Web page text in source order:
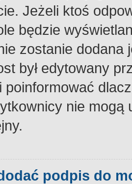
Jeżeli ktoś
będzie
zostanie dodana
był edytowany
poinformować
nie
podpis do